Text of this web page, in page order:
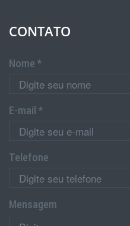
CONTATO
Nome *
E-mail *
Telefone
Mensagem